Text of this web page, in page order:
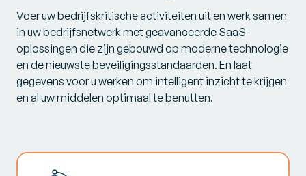
Voer uw bedrijfskritische activiteiten uit en werk samen
in uw bedrijfsnetwerk met geavanceerde SaaS-
oplossingen die zijn gebouwd op moderne technologie
en de nieuwste beveiligingsstandaarden. En laat
gegevens voor u werken om intelligent inzicht te krijgen
en al uw middelen optimaal te benutten.